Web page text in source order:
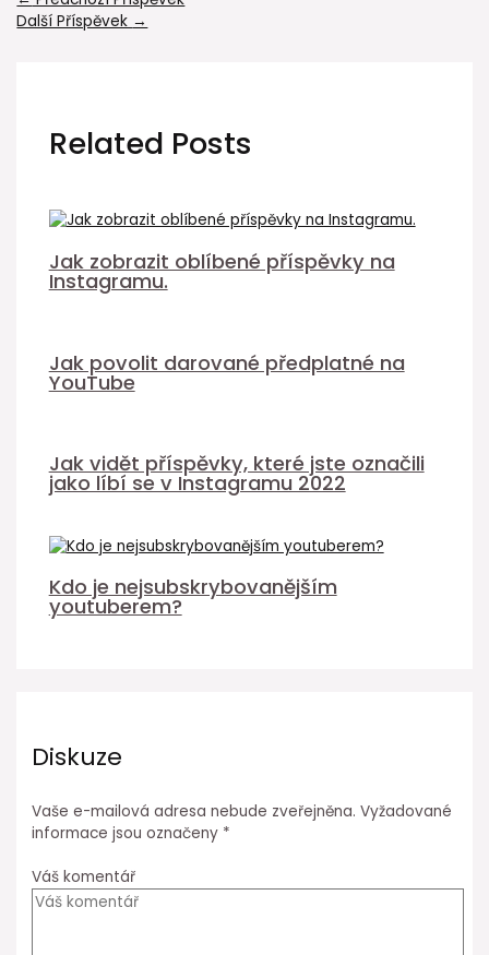
Další Příspěvek →
Related Posts
Jak zobrazit oblíbené příspěvky na
Instagramu.
Jak povolit darované předplatné na
YouTube
Jak vidět příspěvky, které jste označili
jako líbí se v Instagramu 2022
Kdo je nejsubskrybovanějším
youtuberem?
Diskuze
Vaše e-mailová adresa nebude zveřejněna. Vyžadované
informace jsou označeny *
Váš komentář